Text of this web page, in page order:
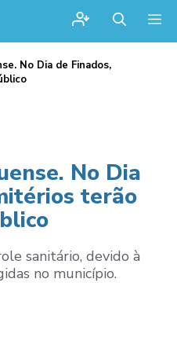
No Dia de Finados,
No Dia
terão
sanitário, devido à
no município.